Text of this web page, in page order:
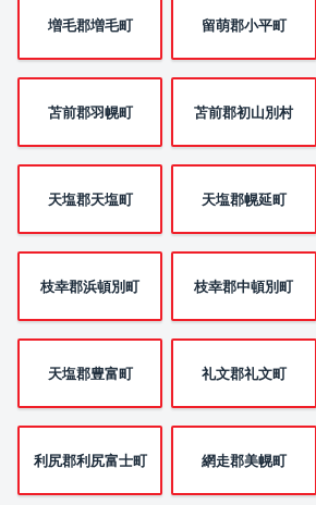
増毛郡増毛町 留萌郡小平町
苫前郡羽幌町 苫前郡初山別村
天塩郡天塩町 天塩郡幌延町
枝幸郡浜頓別町 枝幸郡中頓別町
天塩郡豊富町 礼文郡礼文町
利尻郡利尻富士町 網走郡美幌町